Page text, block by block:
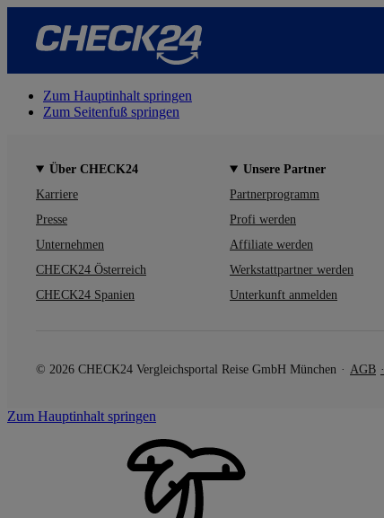
Zum Hauptinhalt springen
Zum Seitenfuß springen
Über CHECK24
Karriere
Presse
Unternehmen
CHECK24 Österreich
CHECK24 Spanien
Unsere Partner
Partnerprogramm
Profi werden
Affiliate werden
Werkstattpartner werden
Unterkunft anmelden
© 2026 CHECK24 Vergleichsportal Reise GmbH München AGB
Zum Hauptinhalt springen